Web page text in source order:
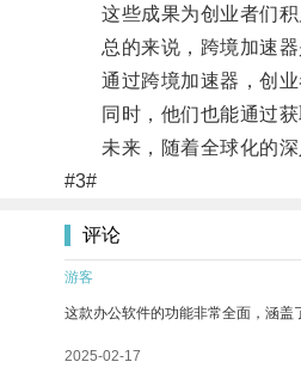
这些成果为创业者们积
总的来说，跨境加速器
通过跨境加速器，创业
同时，他们也能通过获
未来，随着全球化的深
#3#
评论
游客
这款办公软件的功能非常全面，涵盖
2025-02-17